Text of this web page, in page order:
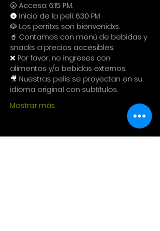
🌝 Acceso: 6:15 P.M.
🌚 Inicio de la peli: 6:30 PM
🐶 Los perritxs son bienvenidxs.
🥤 Contamos con menú de bebidas y
snacks a precios accesibles.
❌ Por favor, no ingreses con
alimentos y/o bebidas externos.
🎥 Nuestras pelis se proyectan en su
idioma original con subtítulos.
Mostrar más